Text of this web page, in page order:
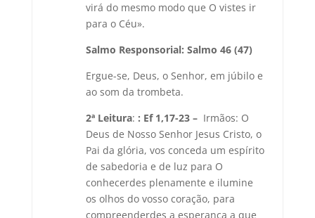
virá do mesmo modo que O vistes ir
para o Céu».
Salmo Responsorial: Salmo 46 (47)
Ergue-se, Deus, o Senhor, em júbilo e
ao som da trombeta.
2ª Leitura: : Ef 1,17-23 – Irmãos: O
Deus de Nosso Senhor Jesus Cristo, o
Pai da glória, vos conceda um espírito
de sabedoria e de luz para O
conhecerdes plenamente e ilumine
os olhos do vosso coração, para
compreenderdes a esperança a que